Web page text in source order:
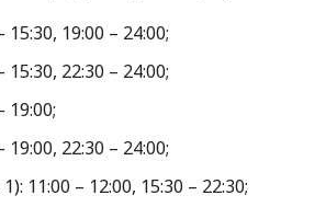
19:00 – 24:00;
22:30 – 24:00;
19:00;
22:30 – 24:00;
11:00 – 12:00, 15:30 – 22:30;